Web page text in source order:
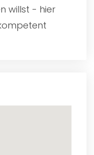
willst - hier